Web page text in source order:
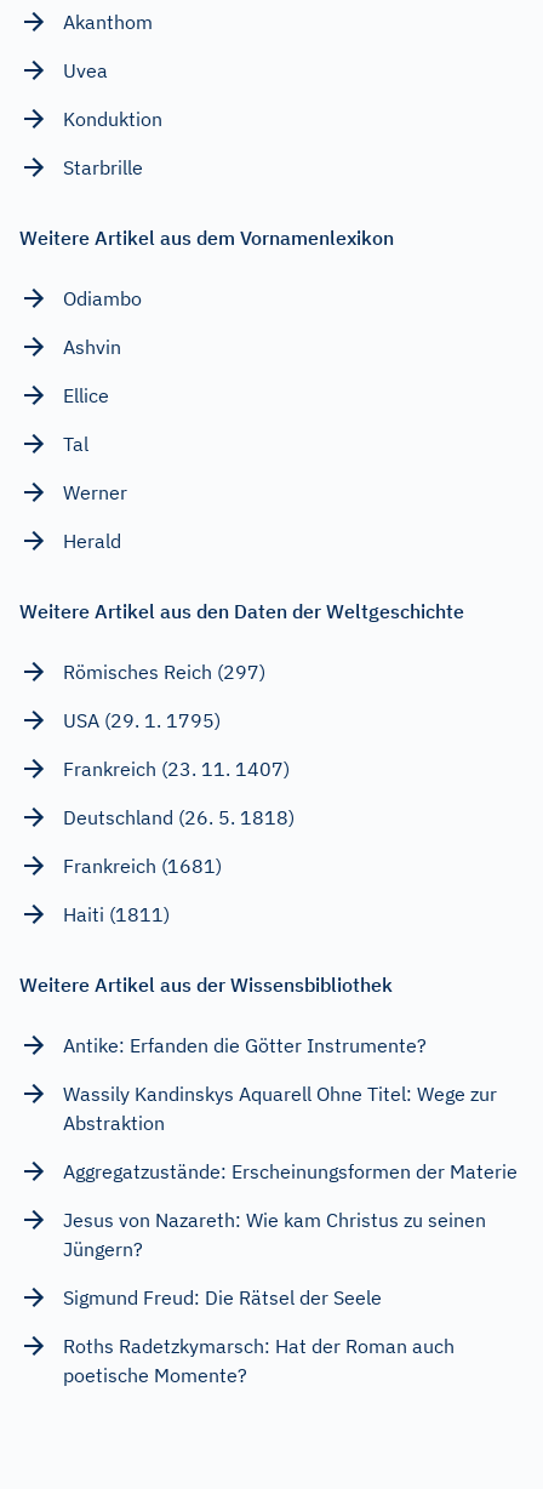
Akanthom
Uvea
Konduktion
Starbrille
Weitere Artikel aus dem Vornamenlexikon
Odiambo
Ashvin
Ellice
Tal
Werner
Herald
Weitere Artikel aus den Daten der Weltgeschichte
Römisches Reich (297)
USA (29. 1. 1795)
Frankreich (23. 11. 1407)
Deutschland (26. 5. 1818)
Frankreich (1681)
Haiti (1811)
Weitere Artikel aus der Wissensbibliothek
Antike: Erfanden die Götter Instrumente?
Wassily Kandinskys Aquarell Ohne Titel: Wege zur
Abstraktion
Aggregatzustände: Erscheinungsformen der Materie
Jesus von Nazareth: Wie kam Christus zu seinen
Jüngern?
Sigmund Freud: Die Rätsel der Seele
Roths Radetzkymarsch: Hat der Roman auch
poetische Momente?